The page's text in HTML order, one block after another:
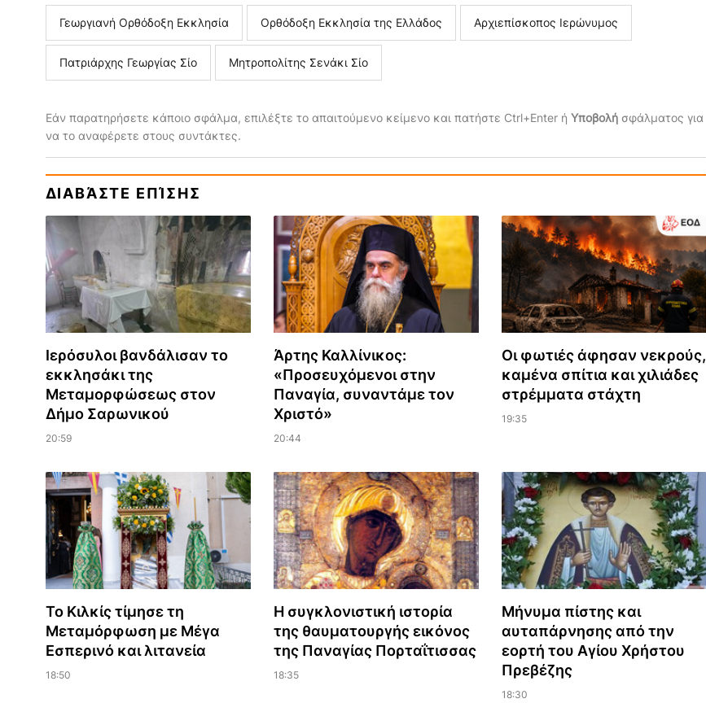
Γεωργιανή Ορθόδοξη Εκκλησία Ορθόδοξη Εκκλησία της Ελλάδος Αρχιεπίσκοπος Ιερώνυμος
Πατριάρχης Γεωργίας Σίο Μητροπολίτης Σενάκι Σίο
Εάν παρατηρήσετε κάποιο σφάλμα, επιλέξτε το απαιτούμενο κείμενο και πατήστε Ctrl+Enter ή Υποβολήσφάλματος για
να το αναφέρετε στους συντάκτες.
ΔΙΑΒΆΣΤΕ ΕΠΊΣΗΣ
Ιερόσυλοι βανδάλισαν το
εκκλησάκι της
Μεταμορφώσεως στον
Δήμο Σαρωνικού
20:59
Άρτης Καλλίνικος:
«Προσευχόμενοι στην
Παναγία, συναντάμε τον
Χριστό»
20:44
Οι φωτιές άφησαν νεκρούς,
καμένα σπίτια και χιλιάδες
στρέμματα στάχτη
19:35
Το Κιλκίς τίμησε τη
Μεταμόρφωση με Μέγα
Εσπερινό και λιτανεία
18:50
Η συγκλονιστική ιστορία
της θαυματουργής εικόνος
της Παναγίας Πορταΐτισσας
18:35
Μήνυμα πίστης και
αυταπάρνησης από την
εορτή του Αγίου Χρήστου
Πρεβέζης
18:30